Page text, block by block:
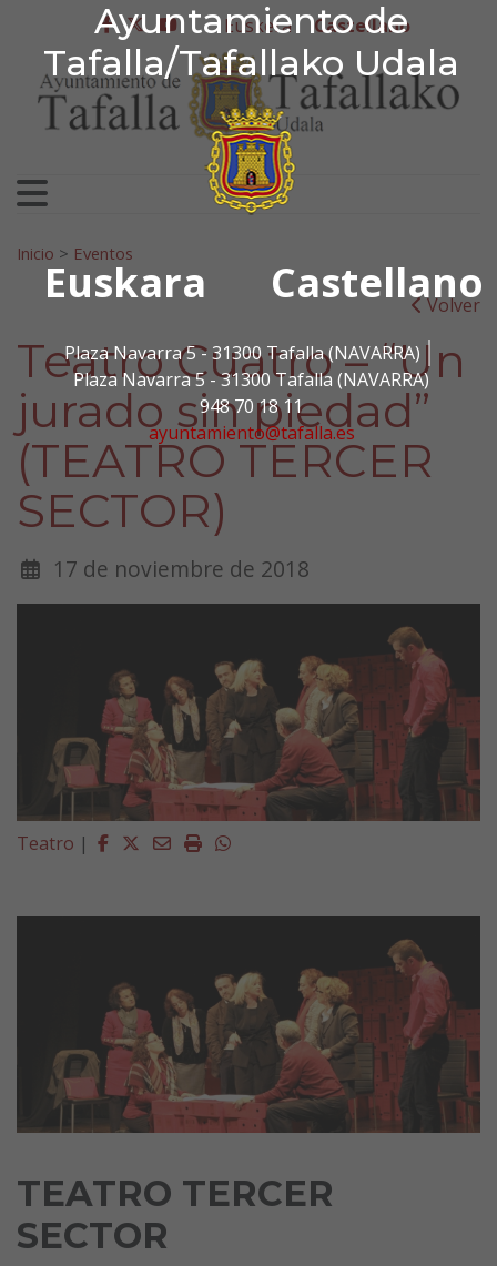
Ayuntamiento de
Tafalla/Tafallako Udala
Euskara Castellano
Plaza Navarra 5 - 31300 Tafalla (NAVARRA)
Plaza Navarra 5 - 31300 Tafalla (NAVARRA)
948 70 18 11
ayuntamiento@tafalla.es
Ir al contenido
Ayuntamiento de
facebook
twitter
youtube
Euskera Castellano
Search for:
Inicio > Eventos
Volver
Teatro Cuatro – “Un
jurado sin piedad”
(TEATRO TERCER
SECTOR)
17 de noviembre de 2018
Teatro | Facebook
Twitter
EmailImprimirWhatsapp
TEATRO TERCER
SECTOR